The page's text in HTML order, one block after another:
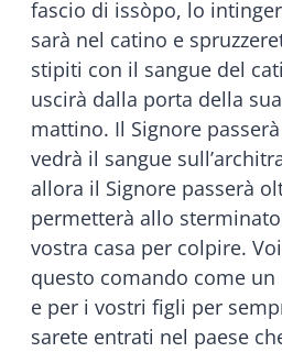
fascio di issòpo, lo
sarà nel catino e
stipiti con il sangue del
uscirà dalla porta della
mattino. Il Signore
vedrà il sangue
allora il Signore passerà
permetterà allo
vostra casa per colpire.
questo comando come
e per i vostri figli per
sarete entrati nel paese